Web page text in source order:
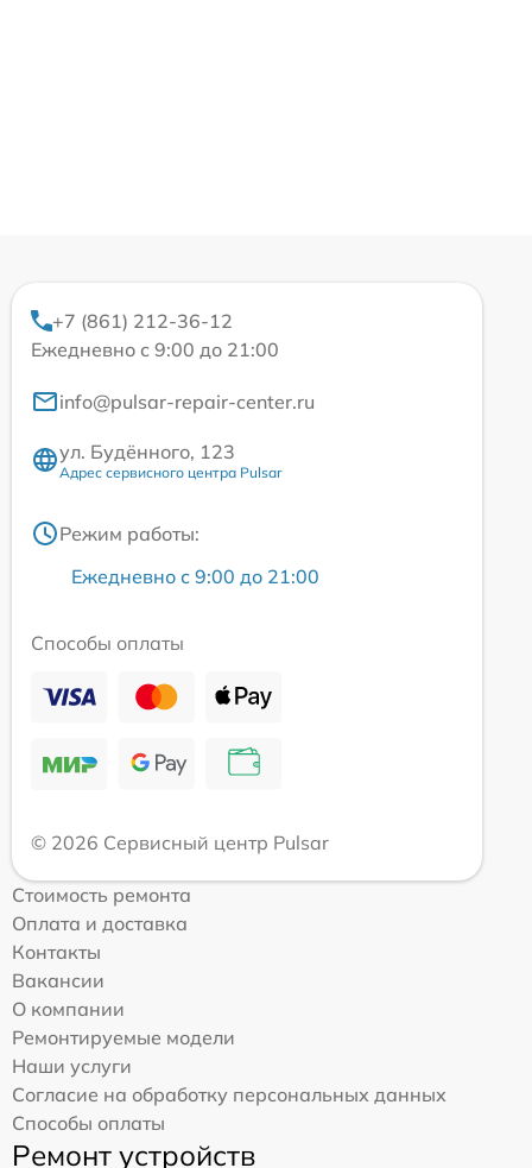
+7 (861) 212-36-12
Ежедневно с 9:00 до 21:00
info@pulsar-repair-center.ru
ул. Будённого, 123
Адрес сервисного центра Pulsar
Режим работы:
Ежедневно с 9:00 до 21:00
Способы оплаты
© 2026 Сервисный центр Pulsar
Стоимость ремонта
Оплата и доставка
Контакты
Вакансии
О компании
Ремонтируемые модели
Наши услуги
Согласие на обработку персональных данных
Способы оплаты
Ремонт устройств